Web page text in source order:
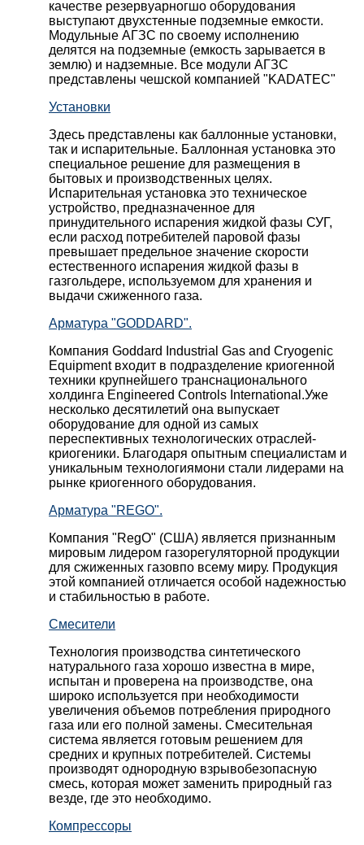
качестве резервуарногшо оборудования
выступают двухстенные подземные емкости.
Модульные АГЗС по своему исполнению
делятся на подземные (емкость зарывается в
землю) и надземные. Все модули АГЗС
представлены чешской компанией "KADATEC"
Установки
Здесь представлены как баллонные установки,
так и испарительные. Баллонная установка это
специальное решение для размещения в
бытовых и производственных целях.
Испарительная установка это техническое
устройство, предназначенное для
принудительного испарения жидкой фазы СУГ,
если расход потребителей паровой фазы
превышает предельное значение скорости
естественного испарения жидкой фазы в
газгольдере, используемом для хранения и
выдачи сжиженного газа.
Арматура "GODDARD".
Компания Goddard Industrial Gas and Cryogenic
Equipment входит в подразделение криогенной
техники крупнейшего транснационального
холдинга Engineered Controls International.Уже
несколько десятилетий она выпускает
оборудование для одной из самых
переспективных технологических отраслей-
криогеники. Благодаря опытным специалистам и
уникальным технологиямони стали лидерами на
рынке криогенного оборудования.
Арматура "REGO".
Компания "RegO" (США) является признанным
мировым лидером газорегуляторной продукции
для сжиженных газовпо всему миру. Продукция
этой компанией отличается особой надежностью
и стабильностью в работе.
Смесители
Технология производства синтетического
натурального газа хорошо известна в мире,
испытан и проверена на производстве, она
широко используется при необходимости
увеличения объемов потребления природного
газа или его полной замены. Смесительная
система является готовым решением для
средних и крупных потребителей. Системы
производят однородную взрывобезопасную
смесь, которая может заменить природный газ
везде, где это необходимо.
Компрессоры